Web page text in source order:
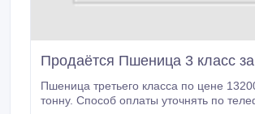
Продаётся Пшеница 3 класс
Пшеница третьего класса по цене
тонну. Способ оплаты уточнять по